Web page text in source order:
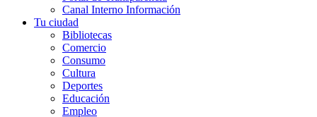
Canal Interno Información
Tu ciudad
Bibliotecas
Comercio
Consumo
Cultura
Deportes
Educación
Empleo